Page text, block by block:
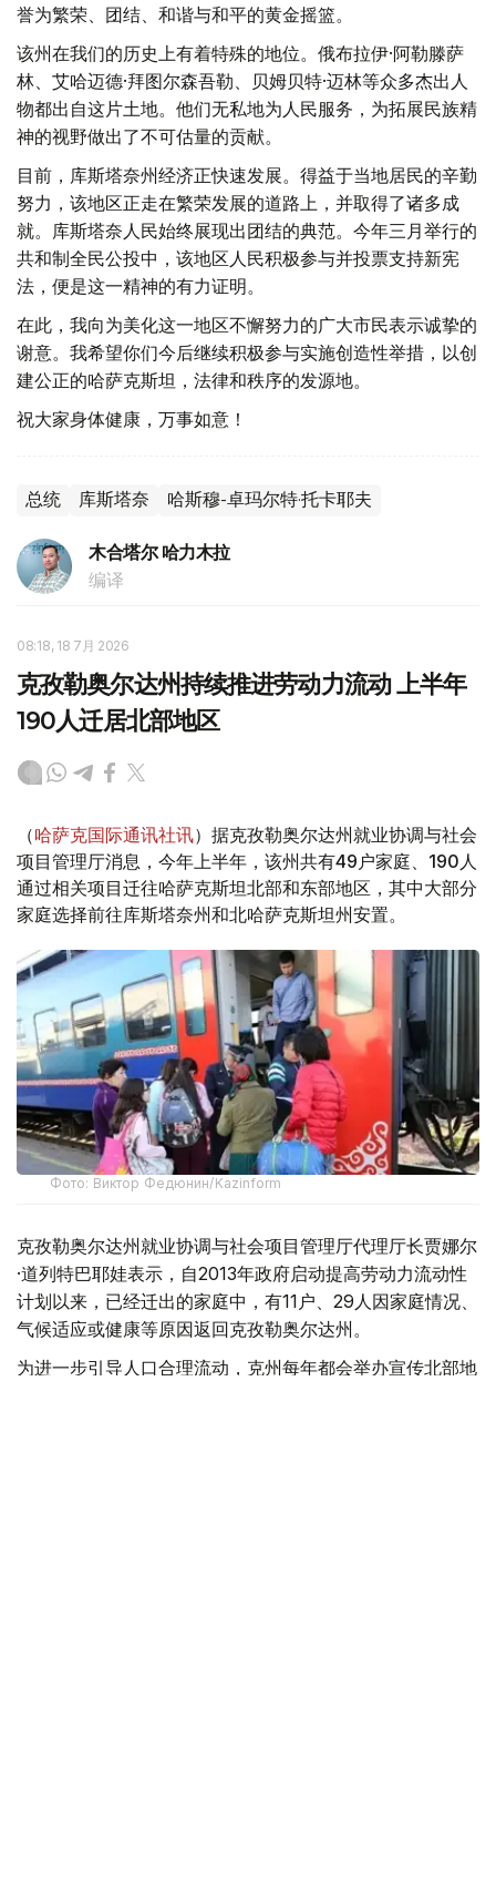
誉为繁荣、团结、和谐与和平的黄金摇篮。
该州在我们的历史上有着特殊的地位。俄布拉伊·阿勒滕萨
林、艾哈迈德·拜图尔森吾勒、贝姆贝特·迈林等众多杰出人
物都出自这片土地。他们无私地为人民服务，为拓展民族精
神的视野做出了不可估量的贡献。
目前，库斯塔奈州经济正快速发展。得益于当地居民的辛勤
努力，该地区正走在繁荣发展的道路上，并取得了诸多成
就。库斯塔奈人民始终展现出团结的典范。今年三月举行的
共和制全民公投中，该地区人民积极参与并投票支持新宪
法，便是这一精神的有力证明。
在此，我向为美化这一地区不懈努力的广大市民表示诚挚的
谢意。我希望你们今后继续积极参与实施创造性举措，以创
建公正的哈萨克斯坦，法律和秩序的发源地。
祝大家身体健康，万事如意！
总统 库斯塔奈 哈斯穆-卓玛尔特·托卡耶夫
木合塔尔 哈力木拉
编译
08:18, 18 7月 2026
克孜勒奥尔达州持续推进劳动力流动 上半年
190人迁居北部地区
（哈萨克国际通讯社讯）据克孜勒奥尔达州就业协调与社会
项目管理厅消息，今年上半年，该州共有49户家庭、190人
通过相关项目迁往哈萨克斯坦北部和东部地区，其中大部分
家庭选择前往库斯塔奈州和北哈萨克斯坦州安置。
Фото: Виктор Федюнин/Kazinform
克孜勒奥尔达州就业协调与社会项目管理厅代理厅长贾娜尔
·道列特巴耶娃表示，自2013年政府启动提高劳动力流动性
计划以来，已经迁出的家庭中，有11户、29人因家庭情况、
气候适应或健康等原因返回克孜勒奥尔达州。
为进一步引导人口合理流动，克州每年都会举办宣传北部地